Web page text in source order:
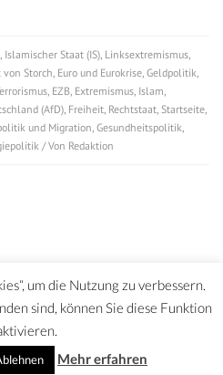
, Islamischer Staat (IS), Linksextremismus,
von Storch, Euro und Eurokrise, Geldpolitik,
, EZB, Extremismus, Islam,
(AfD), Freiheit, Rechtstaat, Startseite,
und Migration, Gesundheitspolitik,
/ Von Redaktion
um die Nutzung zu verbessern.
sind, können Sie diese Funktion
Mehr erfahren